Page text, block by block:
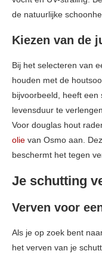
de natuurlijke
Kiezen van de
Bij het selecteren van
houden met de
bijvoorbeeld, heeft een
levensduur te
Voor douglas hout
olie van Osmo aan.
beschermt het tegen
Je schutting
Verven voor
Als je op zoek bent
het verven van je